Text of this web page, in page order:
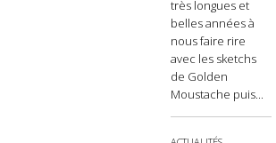
très longues et
belles années à
nous faire rire
avec les sketchs
de Golden
Moustache puis...